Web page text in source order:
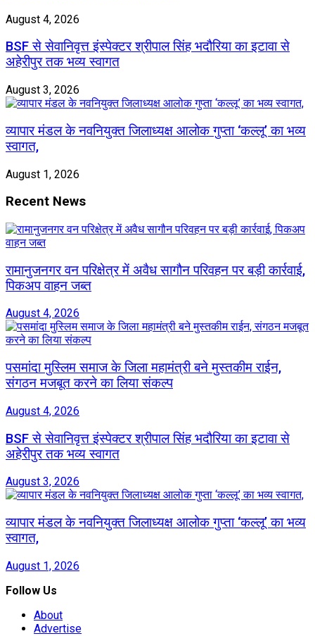
August 4, 2026
BSF से सेवानिवृत्त इंस्पेक्टर श्रीपाल सिंह भदौरिया का इटावा से
अहेरीपुर तक भव्य स्वागत
August 3, 2026
व्यापार मंडल के नवनियुक्त जिलाध्यक्ष आलोक गुप्ता ‘कल्लू’ का भव्य
स्वागत,
August 1, 2026
Recent News
रामानुजनगर वन परिक्षेत्र में अवैध सागौन परिवहन पर बड़ी कार्रवाई,
पिकअप वाहन जब्त
August 4, 2026
पसमांदा मुस्लिम समाज के जिला महामंत्री बने मुस्तकीम राईन,
संगठन मजबूत करने का लिया संकल्प
August 4, 2026
BSF से सेवानिवृत्त इंस्पेक्टर श्रीपाल सिंह भदौरिया का इटावा से
अहेरीपुर तक भव्य स्वागत
August 3, 2026
व्यापार मंडल के नवनियुक्त जिलाध्यक्ष आलोक गुप्ता ‘कल्लू’ का भव्य
स्वागत,
August 1, 2026
Follow Us
About
Advertise